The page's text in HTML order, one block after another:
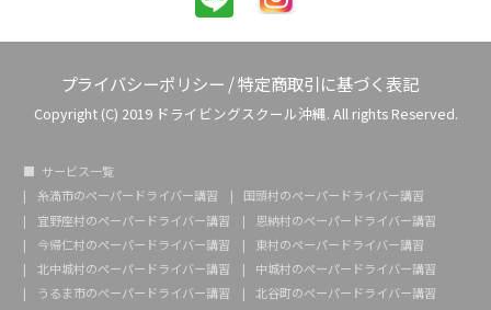
プライバシーポリシー /特定商取引に基づく表記
Copyright (C) 2019 ドライビングスクール沖縄. All rights Reserved.
サービス一覧
糸満市のペーパードライバー講習
国頭村のペーパードライバー講習
宜野座村のペーパードライバー講習
恩納村のペーパードライバー講習
今帰仁村のペーパードライバー講習
東村のペーパードライバー講習
北中城村のペーパードライバー講習
中城村のペーパードライバー講習
うるま市のペーパードライバー講習
北谷町のペーパードライバー講習